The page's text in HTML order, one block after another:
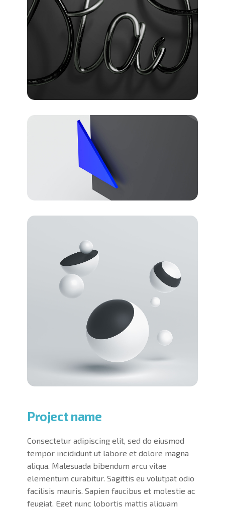
Project name
Consectetur adipiscing elit, sed do eiusmod
tempor incididunt ut labore et dolore magna
aliqua. Malesuada bibendum arcu vitae
elementum curabitur. Sagittis eu volutpat odio
facilisis mauris. Sapien faucibus et molestie ac
feugiat. Eget nunc lobortis mattis aliquam